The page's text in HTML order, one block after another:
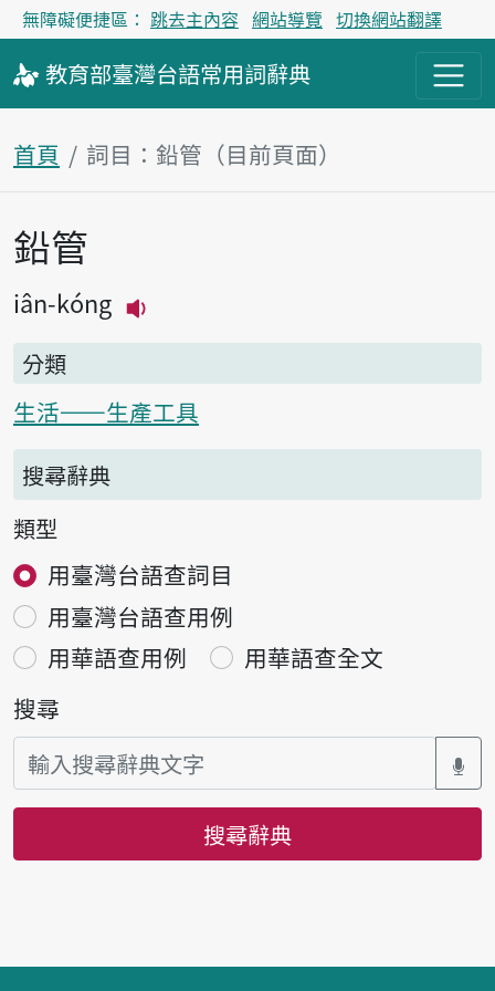
無障礙便捷區： 跳去主內容 網站導覽 切換網站翻譯
教育部臺灣台語常用詞辭典
首頁 詞目：鉛管（目前頁面）
主內容區塊
鉛管
iân-kóng
分類
生活——生產工具
搜尋辭典
類型
用臺灣台語查詞目
用臺灣台語查用例
用華語查用例
用華語查全文
搜尋
搜尋辭典